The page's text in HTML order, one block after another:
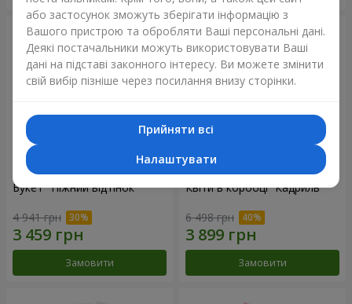
Букет "Ніжний відтінок"
4 941 грн
Замовити
Квіти в коробці “Кадриль”
6 498 грн
Замовити
або застосунок зможуть зберігати інформацію з
Вашого пристрою та обробляти Ваші персональні дані.
Деякі постачальники можуть використовувати Ваші
дані на підставі законного інтересу. Ви можете змінити
свій вибір пізніше через посилання внизу сторінки.
Прийняти всі
Налаштувати